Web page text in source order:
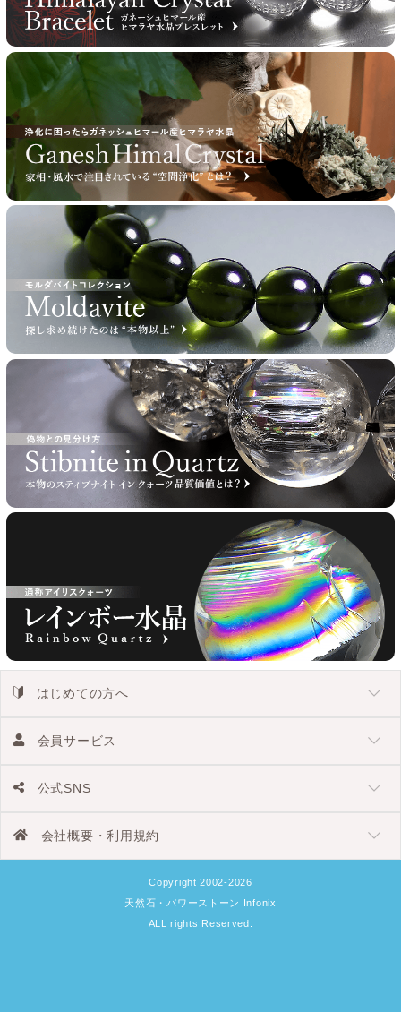
はじめての方へ
会員サービス
公式SNS
会社概要・利用規約
Copyright 2002-2026
天然石・パワーストーン Infonix
ALL rights Reserved.